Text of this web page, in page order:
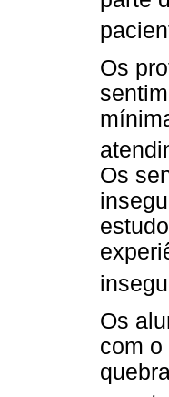
Os
Os
Os
com